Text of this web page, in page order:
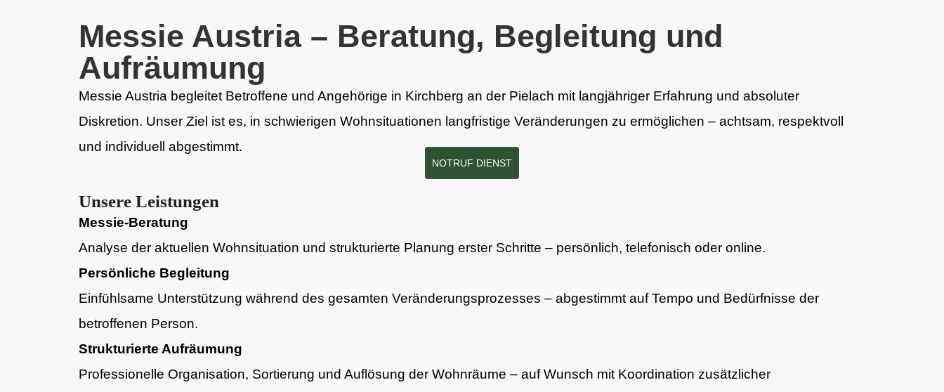
Messie Austria – Beratung, Begleitung und
Aufräumung
Messie Austria begleitet Betroffene und Angehörige in Kirchberg an der Pielach mit langjähriger Erfahrung und absoluter
Diskretion. Unser Ziel ist es, in schwierigen Wohnsituationen langfristige Veränderungen zu ermöglichen – achtsam, respektvoll
und individuell abgestimmt.
NOTRUF DIENST
Unsere Leistungen
Messie-Beratung
Analyse der aktuellen Wohnsituation und strukturierte Planung erster Schritte – persönlich, telefonisch oder online.
Persönliche Begleitung
Einfühlsame Unterstützung während des gesamten Veränderungsprozesses – abgestimmt auf Tempo und Bedürfnisse der
betroffenen Person.
Strukturierte Aufräumung
Professionelle Organisation, Sortierung und Auflösung der Wohnräume – auf Wunsch mit Koordination zusätzlicher